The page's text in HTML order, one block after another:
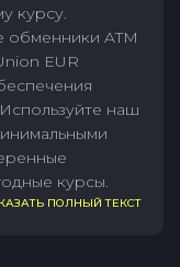
курсу.
обменники ATM
EUR
наш
курсы.
ПОЛНЫЙ ТЕКСТ